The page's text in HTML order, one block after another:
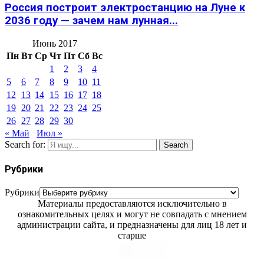
Россия построит электростанцию на Луне к
2036 году — зачем нам лунная...
Июнь 2017
Пн Вт Ср Чт Пт Сб Вс
1
2 3
4
5
6 7 8 9 10 11
12
13 14 15 16 17 18
19 20 21 22 23 24 25
26 27 28 29 30
« Май
Июл »
Search for:
Search
Рубрики
Рубрики
Материалы предоставляются исключительно в
ознакомительных целях и могут не совпадать с мнением
администрации сайта, и предназначены для лиц 18 лет и
старше